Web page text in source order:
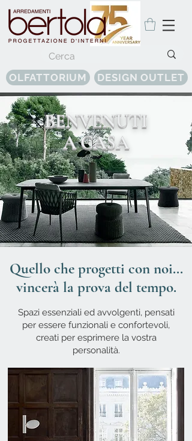
OLFATTORIUM DESIGN OUTLET
BENVENUTI
A CASA
Quello che progetti con noi...
vincerà la prova del tempo.
Spazi essenziali ed avvolgenti, pensati
per essere funzionali e confortevoli,
creati per esprimere la vostra
personalità.